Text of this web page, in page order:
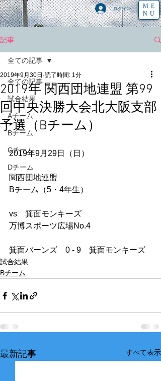
ログイン
ME
NU
記事
全ての記事
試合結果
Aチーム
Bチーム
Cチーム
Dチーム
全ての記事
2019年 関西団地連盟 第99
回中央決勝大会北大阪支部
予選（Bチーム）
2019年9月30日 読了時間: 1分
2019年9月29日（日）
関西団地連盟
Bチーム（5・4年生）
vs　箕面モンキーズ
万博スポーツ広場No.4
箕面バーンズ　0 - 9　箕面モンキーズ
試合結果
Bチーム
最新記事 すべて表示